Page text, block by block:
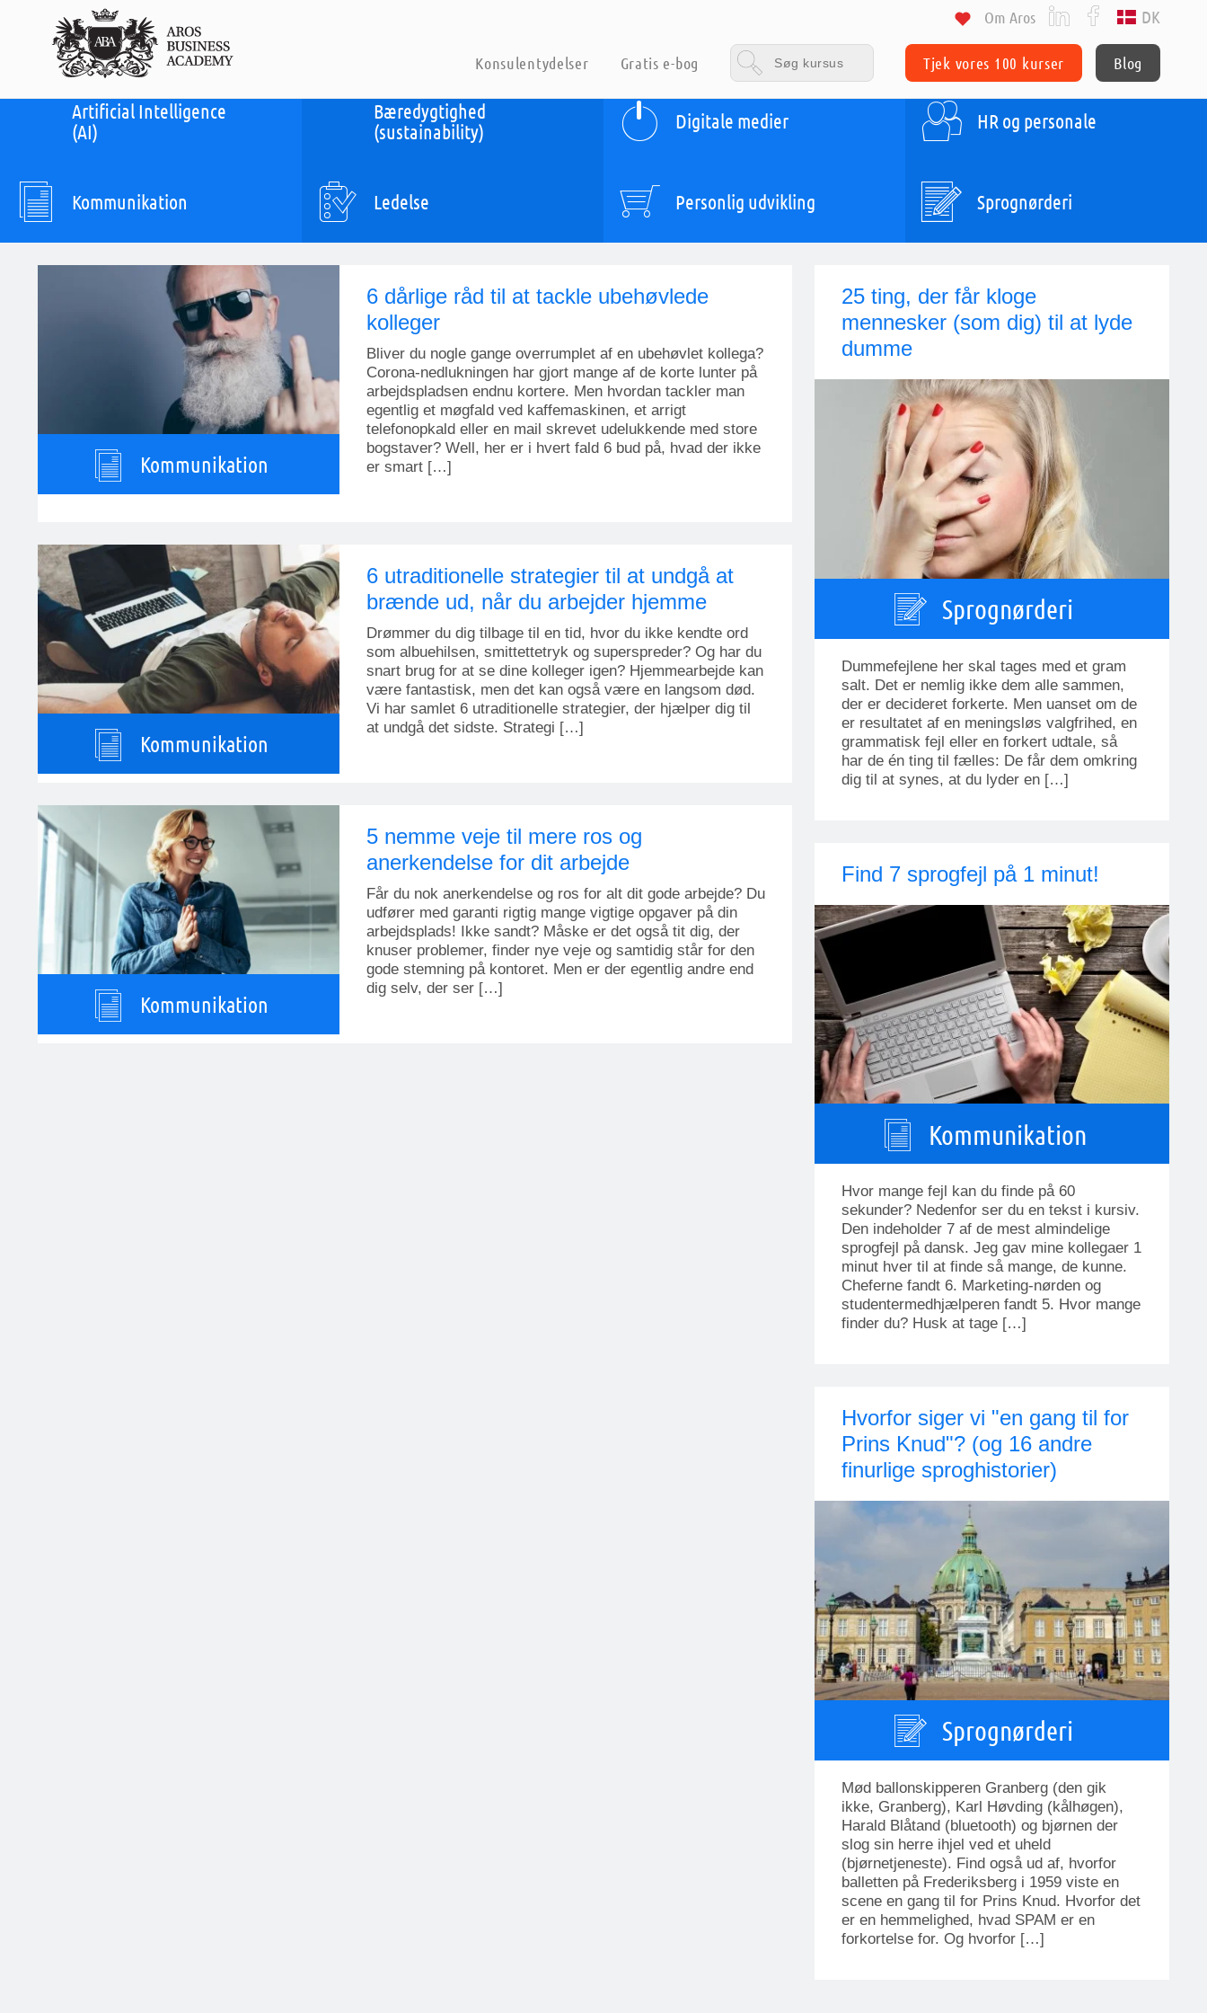
Konsulentydelser Gratis e-bog Tjek vores 100 kurser Blog
Om Aros DK
Artificial Intelligence
(AI)
Bæredygtighed
(sustainability)
Digitale medier HR og personale
Kommunikation Ledelse Personlig udvikling Sprognørderi
Kommunikation
6 dårlige råd til at tackle ubehøvlede
kolleger
Bliver du nogle gange overrumplet af en ubehøvlet kollega?
Corona-nedlukningen har gjort mange af de korte lunter på
arbejdspladsen endnu kortere. Men hvordan tackler man
egentlig et møgfald ved kaffemaskinen, et arrigt
telefonopkald eller en mail skrevet udelukkende med store
bogstaver? Well, her er i hvert fald 6 bud på, hvad der ikke
er smart […]
Kommunikation
6 utraditionelle strategier til at undgå at
brænde ud, når du arbejder hjemme
Drømmer du dig tilbage til en tid, hvor du ikke kendte ord
som albuehilsen, smittettetryk og superspreder? Og har du
snart brug for at se dine kolleger igen? Hjemmearbejde kan
være fantastisk, men det kan også være en langsom død.
Vi har samlet 6 utraditionelle strategier, der hjælper dig til
at undgå det sidste. Strategi […]
Kommunikation
5 nemme veje til mere ros og
anerkendelse for dit arbejde
Får du nok anerkendelse og ros for alt dit gode arbejde? Du
udfører med garanti rigtig mange vigtige opgaver på din
arbejdsplads! Ikke sandt? Måske er det også tit dig, der
knuser problemer, finder nye veje og samtidig står for den
gode stemning på kontoret. Men er der egentlig andre end
dig selv, der ser […]
25 ting, der får kloge
mennesker (som dig) til at lyde
dumme
Sprognørderi
Dummefejlene her skal tages med et gram
salt. Det er nemlig ikke dem alle sammen,
der er decideret forkerte. Men uanset om de
er resultatet af en meningsløs valgfrihed, en
grammatisk fejl eller en forkert udtale, så
har de én ting til fælles: De får dem omkring
dig til at synes, at du lyder en […]
Find 7 sprogfejl på 1 minut!
Kommunikation
Hvor mange fejl kan du finde på 60
sekunder? Nedenfor ser du en tekst i kursiv.
Den indeholder 7 af de mest almindelige
sprogfejl på dansk. Jeg gav mine kollegaer 1
minut hver til at finde så mange, de kunne.
Cheferne fandt 6. Marketing-nørden og
studentermedhjælperen fandt 5. Hvor mange
finder du? Husk at tage […]
Hvorfor siger vi "en gang til for
Prins Knud"? (og 16 andre
finurlige sproghistorier)
Sprognørderi
Mød ballonskipperen Granberg (den gik
ikke, Granberg), Karl Høvding (kålhøgen),
Harald Blåtand (bluetooth) og bjørnen der
slog sin herre ihjel ved et uheld
(bjørnetjeneste). Find også ud af, hvorfor
balletten på Frederiksberg i 1959 viste en
scene en gang til for Prins Knud. Hvorfor det
er en hemmelighed, hvad SPAM er en
forkortelse for. Og hvorfor […]